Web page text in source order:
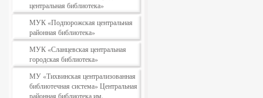
центральная библиотека»
МУК «Подпорожская центральная
районная библиотека»
МУК «Сланцевская центральная
городская библиотека»
МУ «Тихвинская централизованная
библиотечная система» Центральная
районная библиотека им.